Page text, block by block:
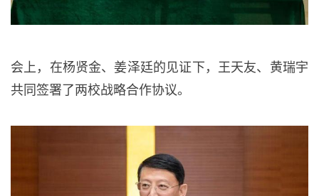
会上，在杨贤金、姜泽廷的见证下，王天友、黄瑞宇
共同签署了两校战略合作协议。